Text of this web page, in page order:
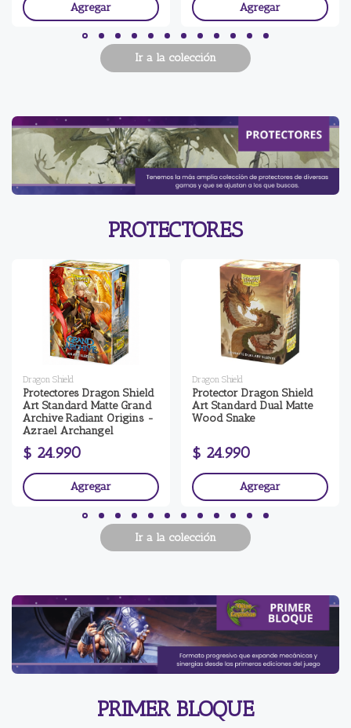
Agregar Agregar
Ir a la colección
PROTECTORES
Dragon Shield
Protectores Dragon Shield
Art Standard Matte Grand
Archive Radiant Origins -
Azrael Archangel
$ 24.990
Agregar
Dragon Shield
Protector Dragon Shield
Art Standard Dual Matte
Wood Snake
$ 24.990
Agregar
Ir a la colección
PRIMER BLOQUE